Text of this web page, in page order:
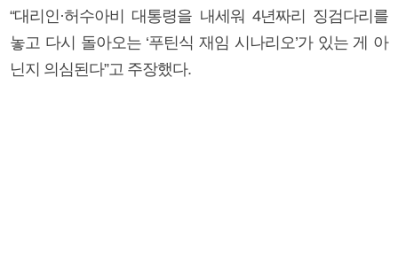
“대리인·허수아비 대통령을 내세워 4년짜리 징검다리를
놓고 다시 돌아오는 ‘푸틴식 재임 시나리오’가 있는 게 아
닌지 의심된다”고 주장했다.